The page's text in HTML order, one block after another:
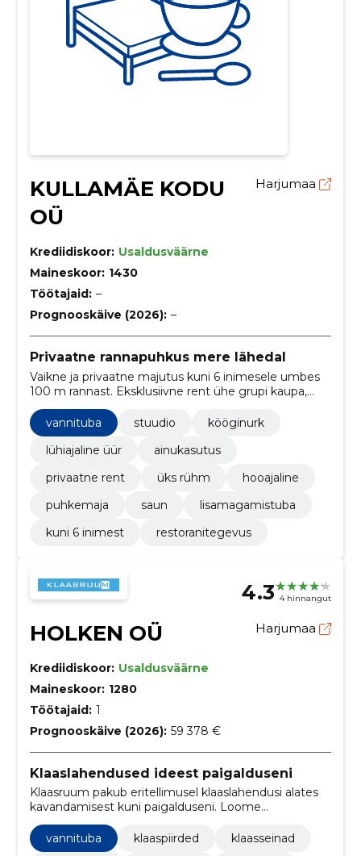
KULLAMÄE KODU
OÜ
Harjumaa
Krediidiskoor: Usaldusväärne
Maineskoor: 1430
Töötajaid: –
Prognooskäive (2026): –
Privaatne rannapuhkus mere lähedal
Vaikne ja privaatne majutus kuni 6 inimesele umbes
100 m rannast. Eksklusiivne rent ühe grupi kaupa,
parkimisega.
vannituba stuudio
kööginurk
lühiajaline üür
ainukasutus
privaatne rent
üks rühm
hooajaline
puhkemaja
saun
lisamagamistuba
kuni 6 inimest
restoranitegevus
4.3 4 hinnangut
HOLKEN OÜ Harjumaa
Krediidiskoor: Usaldusväärne
Maineskoor: 1280
Töötajaid: 1
Prognooskäive (2026): 59 378 €
Klaaslahendused ideest paigalduseni
Klaasruum pakub eritellimusel klaaslahendusi alates
kavandamisest kuni paigalduseni. Loome
funktsionaalseid ja viimistletud ruume keerukatele
projektidele.
vannituba klaaspiirded
klaasseinad